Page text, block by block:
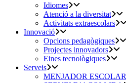
Idiomes
Atenció a la diversitat
Activitats extraescolars
Innovació
Opcions pedagògiques
Projectes innovadors
Eines tecnològiques
Serveis
MENJADOR ESCOLAR